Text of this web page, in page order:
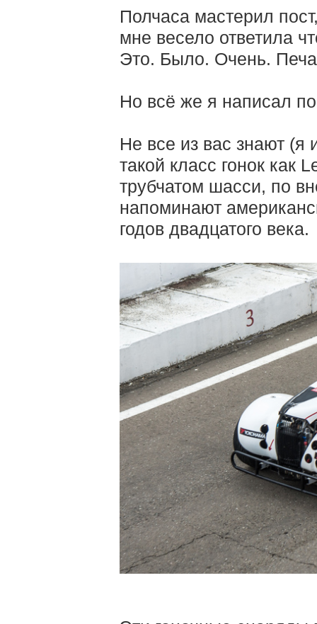
Полчаса мастерил
мне весело ответила
Это. Было. Очень.
Но всё же я написал
Не все из вас знают (я
такой класс гонок как
трубчатом шасси, по
напоминают
годов двадцатого века.